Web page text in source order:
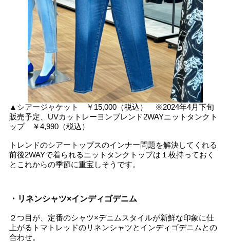
▲シアージャケット ￥15,000（税込） ※2024年4月下旬
販売予定、UVカットレーヨンブレンド2WAYニットタンクト
ップ ￥4,990（税込）
トレンドのシアートップスのインナー問題を解決してくれる
前後2WAYで着られるニットタンクトップは１枚持っておく
とこれからの季節に重宝しそうです。
・リネンシャツ×インディゴデニム
２つ目が、定番のシャツ×デニムスタイルが新鮮な印象に仕
上がるトマトレッドのリネンシャツとインディゴデニムとの
合わせ。